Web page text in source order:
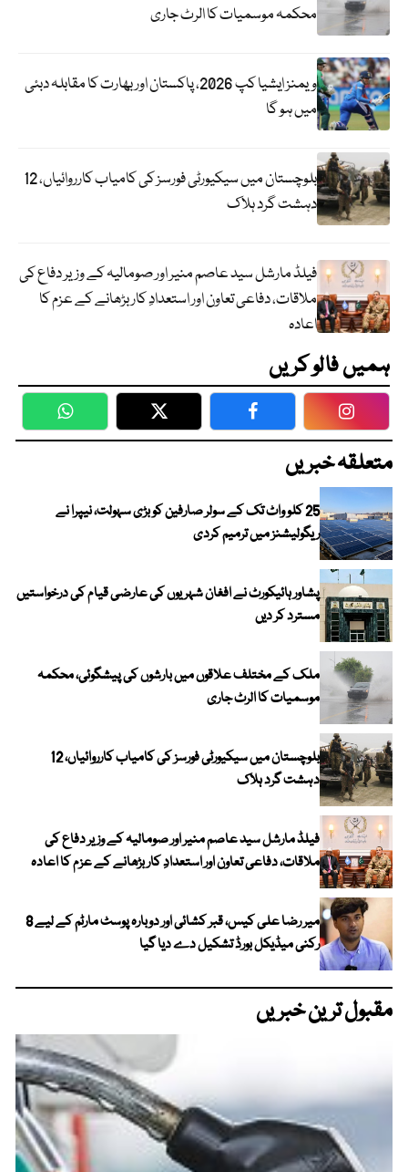
محکمہ موسمیات کا الرٹ جاری
ویمنز ایشیا کپ 2026، پاکستان اور بھارت کا مقابلہ دبئی
میں ہو گا
بلوچستان میں سیکیورٹی فورسز کی کامیاب کارروائیاں، 12
دہشت گرد ہلاک
فیلڈ مارشل سید عاصم منیر اور صومالیہ کے وزیر دفاع کی
ملاقات، دفاعی تعاون اور استعدادِ کار بڑھانے کے عزم کا
اعادہ
ہمیں فالو کریں
WhatsApp Twitter Facebook
متعلقہ خبریں
25 کلو واٹ تک کے سولر صارفین کو بڑی سہولت، نیپرا نے
ریگولیشنز میں ترمیم کردی
پشاور ہائیکورٹ نے افغان شہریوں کی عارضی قیام کی درخواستیں
مسترد کر دیں
ملک کے مختلف علاقوں میں بارشوں کی پیشگوئی، محکمہ
موسمیات کا الرٹ جاری
بلوچستان میں سیکیورٹی فورسز کی کامیاب کارروائیاں، 12
دہشت گرد ہلاک
فیلڈ مارشل سید عاصم منیر اور صومالیہ کے وزیر دفاع کی
ملاقات، دفاعی تعاون اور استعدادِ کار بڑھانے کے عزم کا اعادہ
میر رضا علی کیس، قبر کشائی اور دوبارہ پوسٹ مارٹم کے لیے 8
رکنی میڈیکل بورڈ تشکیل دے دیا گیا
مقبول ترین خبریں